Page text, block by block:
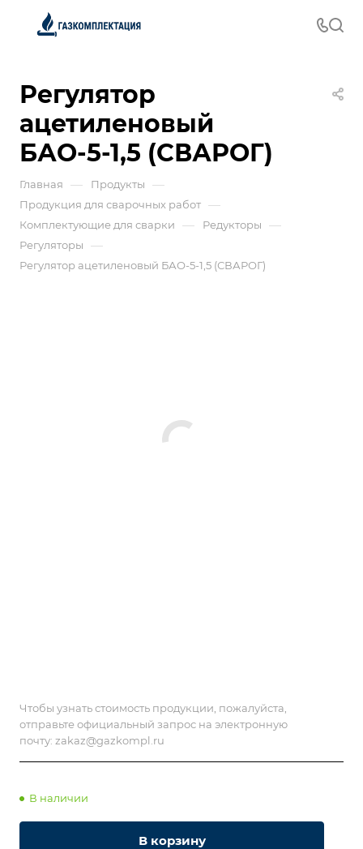
Регулятор
ацетиленовый
БАО-5-1,5 (СВАРОГ)
Главная — Продукты —
Продукция для сварочных работ —
Комплектующие для сварки — Редукторы —
Регуляторы —
Регулятор ацетиленовый БАО-5-1,5 (СВАРОГ)
Чтобы узнать стоимость продукции, пожалуйста,
отправьте официальный запрос на электронную
почту: zakaz@gazkompl.ru
В наличии
В корзину